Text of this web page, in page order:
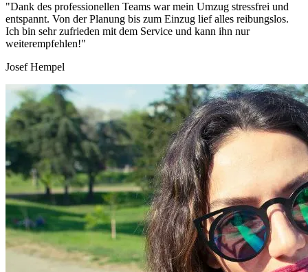
"Dank des professionellen Teams war mein Umzug stressfrei und
entspannt. Von der Planung bis zum Einzug lief alles reibungslos.
Ich bin sehr zufrieden mit dem Service und kann ihn nur
weiterempfehlen!"
Josef Hempel